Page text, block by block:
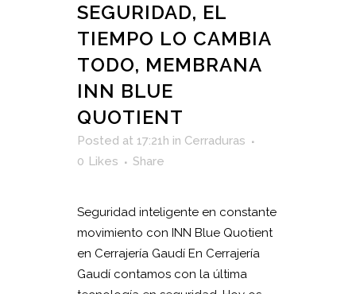
SEGURIDAD, EL
TIEMPO LO CAMBIA
TODO, MEMBRANA
INN BLUE
QUOTIENT
Posted at 17:21h in Cerraduras
0 Likes Share
Seguridad inteligente en constante
movimiento con INN Blue Quotient
en Cerrajería Gaudí En Cerrajería
Gaudí contamos con la última